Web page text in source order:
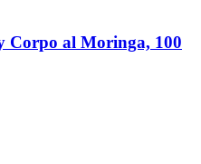
Corpo al Moringa, 100